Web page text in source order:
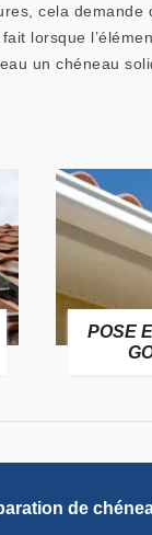
cela
lorsque
un chéneau
POSE
de